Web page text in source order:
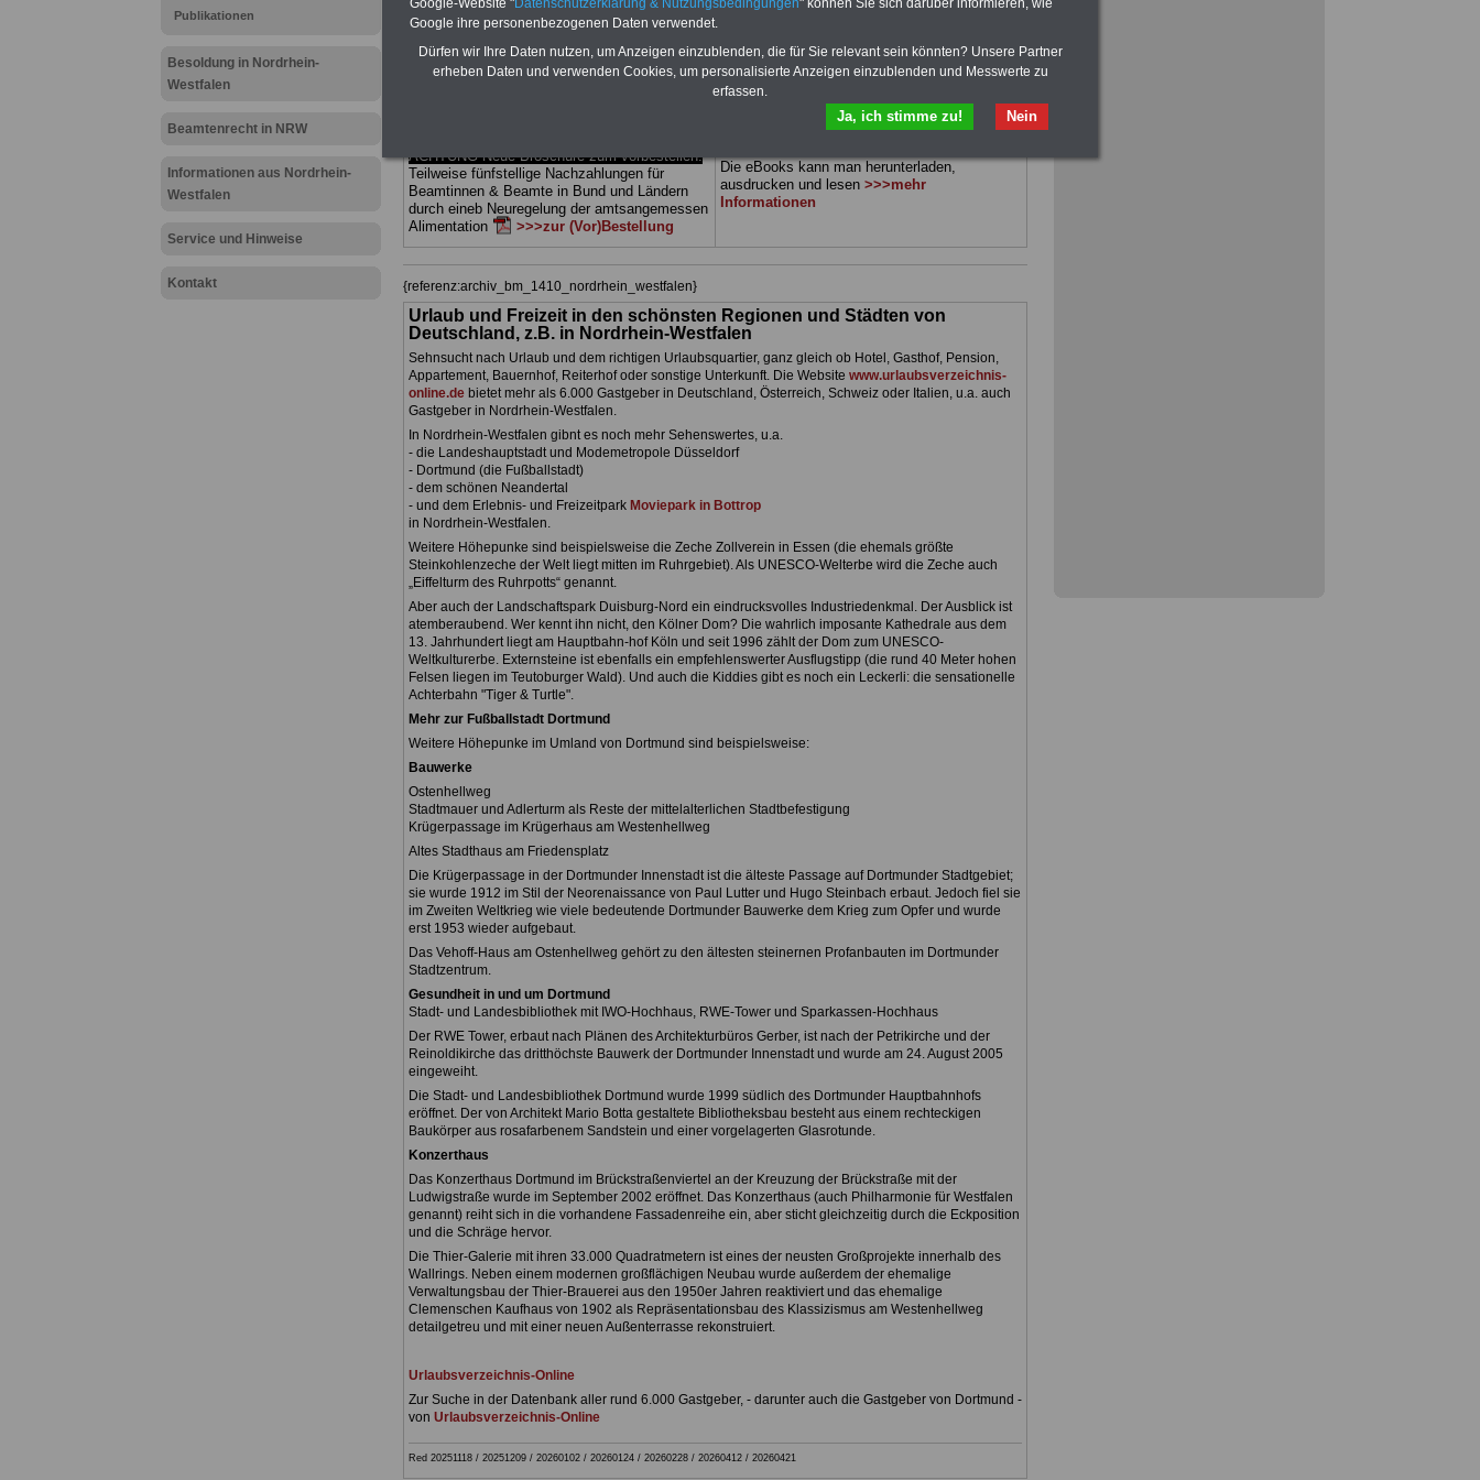
Publikationen
Besoldung in Nordrhein-
Westfalen
Beamtenrecht in NRW
Informationen aus Nordrhein-
Westfalen
Service und Hinweise
Kontakt
Bund und Ländern) sowie Beihilferecht in Bund
und Ländern. Alle drei Ratgeber sind
übersichtlich gegliedert und erläutern auch
kom-plizierte Sachverhalte verständlich
geregelt (auch geeignet für Beamtinnen und
ACHTUNG Neue Broschüre zum vorbestellen:
Teilweise fünfstellige Nachzahlungen für
Beamtinnen & Beamte in Bund und Ländern
durch eineb Neuregelung der amtsangemessen
Alimentation
>>>zur (Vor)Bestellung
können Sie zehn Bücher als eBook
Beamte sowie Tarifbeschäftigte des
LandesNordhrein-Westfalengeeignet:
Themen der ücher sind: Beamtenrecht,
Besoldung, Beihilferecht,
Beamtenversorgungsrecht, Rund ums Geld im
öff. Dienst, Nebentätigkeitsrecht, Frauen im
Die eBooks kann man herunterladen,
ausdrucken und lesen >>>mehr
Informationen
{referenz:archiv_bm_1410_nordrhein_westfalen}
Urlaub und Freizeit in den schönsten Regionen und Städten von
Deutschland, z.B. in Nordrhein-Westfalen
Sehnsucht nach Urlaub und dem richtigen Urlaubsquartier, ganz gleich ob Hotel, Gasthof, Pension,
Appartement, Bauernhof, Reiterhof oder sonstige Unterkunft. Die Website www.urlaubsverzeichnis-
online.debietet mehr als 6.000 Gastgeber in Deutschland, Österreich, Schweiz oder Italien, u.a. auch
Gastgeber in Nordrhein-Westfalen.
In Nordrhein-Westfalen gibnt es noch mehr Sehenswertes, u.a.
- die Landeshauptstadt und Modemetropole Düsseldorf
- Dortmund (die Fußballstadt)
- dem schönen Neandertal
- und dem Erlebnis- und Freizeitpark Moviepark in Bottrop
in Nordrhein-Westfalen.
Weitere Höhepunke sind beispielsweise die Zeche Zollverein in Essen (die ehemals größte
Steinkohlenzeche der Welt liegt mitten im Ruhrgebiet). Als UNESCO-Welterbe wird die Zeche auch
„Eiffelturm des Ruhrpotts“ genannt.
Aber auch der Landschaftspark Duisburg-Nord ein eindrucksvolles Industriedenkmal. Der Ausblick ist
atemberaubend. Wer kennt ihn nicht, den Kölner Dom? Die wahrlich imposante Kathedrale aus dem
13. Jahrhundert liegt am Hauptbahn-hof Köln und seit 1996 zählt der Dom zum UNESCO-
Weltkulturerbe. Externsteine ist ebenfalls ein empfehlenswerter Ausflugstipp (die rund 40 Meter hohen
Felsen liegen im Teutoburger Wald). Und auch die Kiddies gibt es noch ein Leckerli: die sensationelle
Achterbahn "Tiger & Turtle".
Mehr zur Fußballstadt Dortmund
Weitere Höhepunke im Umland von Dortmund sind beispielsweise:
Bauwerke
Ostenhellweg
Stadtmauer und Adlerturm als Reste der mittelalterlichen Stadtbefestigung
Krügerpassage im Krügerhaus am Westenhellweg
Altes Stadthaus am Friedensplatz
Die Krügerpassage in der Dortmunder Innenstadt ist die älteste Passage auf Dortmunder Stadtgebiet;
sie wurde 1912 im Stil der Neorenaissance von Paul Lutter und Hugo Steinbach erbaut. Jedoch fiel sie
im Zweiten Weltkrieg wie viele bedeutende Dortmunder Bauwerke dem Krieg zum Opfer und wurde
erst 1953 wieder aufgebaut.
Das Vehoff-Haus am Ostenhellweg gehört zu den ältesten steinernen Profanbauten im Dortmunder
Stadtzentrum.
Gesundheit in und um Dortmund
Stadt- und Landesbibliothek mit IWO-Hochhaus, RWE-Tower und Sparkassen-Hochhaus
Der RWE Tower, erbaut nach Plänen des Architekturbüros Gerber, ist nach der Petrikirche und der
Reinoldikirche das dritthöchste Bauwerk der Dortmunder Innenstadt und wurde am 24. August 2005
eingeweiht.
Die Stadt- und Landesbibliothek Dortmund wurde 1999 südlich des Dortmunder Hauptbahnhofs
eröffnet. Der von Architekt Mario Botta gestaltete Bibliotheksbau besteht aus einem rechteckigen
Baukörper aus rosafarbenem Sandstein und einer vorgelagerten Glasrotunde.
Konzerthaus
Das Konzerthaus Dortmund im Brückstraßenviertel an der Kreuzung der Brückstraße mit der
Ludwigstraße wurde im September 2002 eröffnet. Das Konzerthaus (auch Philharmonie für Westfalen
genannt) reiht sich in die vorhandene Fassadenreihe ein, aber sticht gleichzeitig durch die Eckposition
und die Schräge hervor.
Die Thier-Galerie mit ihren 33.000 Quadratmetern ist eines der neusten Großprojekte innerhalb des
Wallrings. Neben einem modernen großflächigen Neubau wurde außerdem der ehemalige
Verwaltungsbau der Thier-Brauerei aus den 1950er Jahren reaktiviert und das ehemalige
Clemenschen Kaufhaus von 1902 als Repräsentationsbau des Klassizismus am Westenhellweg
detailgetreu und mit einer neuen Außenterrasse rekonstruiert.
Urlaubsverzeichnis-Online
Zur Suche in der Datenbank aller rund 6.000 Gastgeber, - darunter auch die Gastgeber von Dortmund -
von Urlaubsverzeichnis-Online
Red 20251118 / 20251209 / 20260102 / 20260124 / 20260228 / 20260412 / 20260421
Google-Website "Datenschutzerklärung & Nutzungsbedingungen" können Sie sich darüber informieren, wie
Google ihre personenbezogenen Daten verwendet.
Dürfen wir Ihre Daten nutzen, um Anzeigen einzublenden, die für Sie relevant sein könnten? Unsere Partner
erheben Daten und verwenden Cookies, um personalisierte Anzeigen einzublenden und Messwerte zu
erfassen.
Nein
Ja, ich stimme zu!